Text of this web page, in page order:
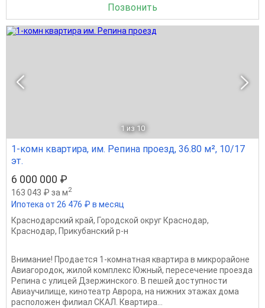
Позвонить
1 из 10
1-комн квартира, им. Репина проезд, 36.80 м², 10/17
эт.
6 000 000 ₽
163 043 ₽ за м2
Ипотека от 26 476 ₽ в месяц
Краснодарский край, Городской округ Краснодар,
Краснодар, Прикубанский р-н
Внимание! Продается 1-комнатная квартира в микрорайоне
Авиагородок, жилой комплекс Южный, пересечение проезда
Репина с улицей Дзержинского. В пешей доступности
Авиаучилище, кинотеатр Аврора, на нижних этажах дома
расположен филиал СКАЛ. Квартира...